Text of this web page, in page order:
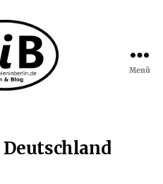
Menü
Deutschland